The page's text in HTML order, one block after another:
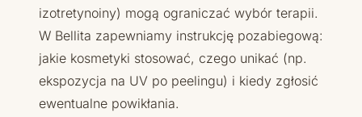
izotretynoiny) mogą ograniczać wybór terapii.
W Bellita zapewniamy instrukcję pozabiegową:
jakie kosmetyki stosować, czego unikać (np.
ekspozycja na UV po peelingu) i kiedy zgłosić
ewentualne powikłania.